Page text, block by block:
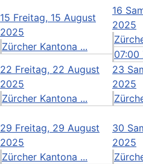
15 Freitag, 15 August
2025
Zürcher Kantona ...
16
2025
07:00
22 Freitag, 22 August
2025
Zürcher Kantona ...
23
2025
29 Freitag, 29 August
2025
Zürcher Kantona ...
30
2025